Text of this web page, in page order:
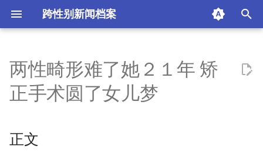
跨性别新闻档案
n
i
t
a
正文
摘要与附加信息
两性畸形难了她２１年 矫
正手术圆了女儿梦
正文